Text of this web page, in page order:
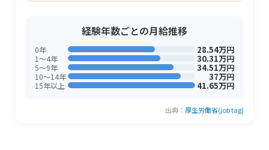
経験年数ごとの月給推移
0年 28.54万円
1〜4年 30.31万円
5〜9年 34.51万円
10〜14年 37万円
15年以上 41.65万円
出典： 厚生労働省(job tag)